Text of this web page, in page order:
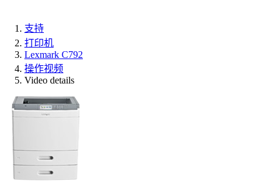
支持
打印机
Lexmark C792
操作视频
Video details